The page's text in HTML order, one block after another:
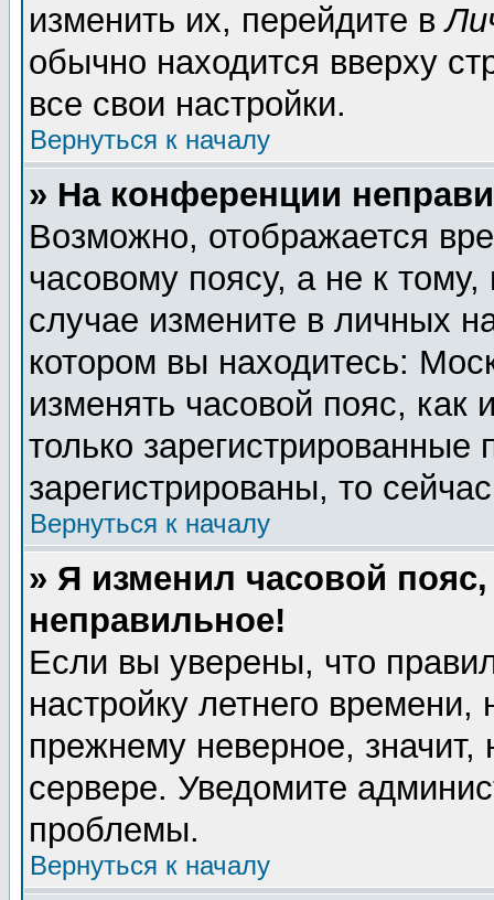
изменить их, перейдите в
обычно находится вверху
все свои настройки.
Вернуться к началу
» На конференции
Возможно, отображается
часовому поясу, а не к
случае измените в личных
котором вы находитесь:
изменять часовой пояс, как
только
зарегистрированы, то
Вернуться к началу
» Я изменил часовой
неправильное!
Если вы уверены, что
настройку летнего
прежнему неверное,
сервере. Уведомите
проблемы.
Вернуться к началу